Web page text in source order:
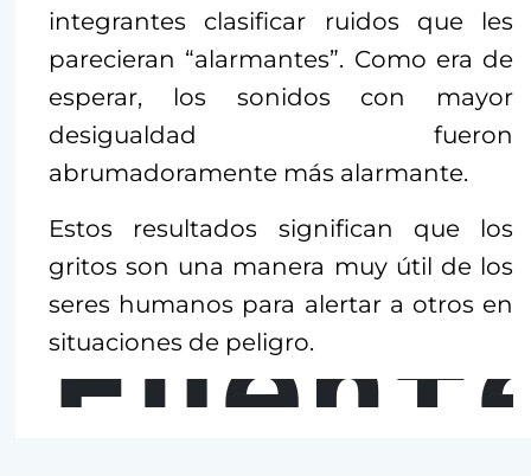
integrantes clasificar ruidos que les
parecieran “alarmantes”. Como era de
esperar, los sonidos con mayor
desigualdad fueron
abrumadoramente más alarmante.
Estos resultados significan que los
gritos son una manera muy útil de los
seres humanos para alertar a otros en
situaciones de peligro.